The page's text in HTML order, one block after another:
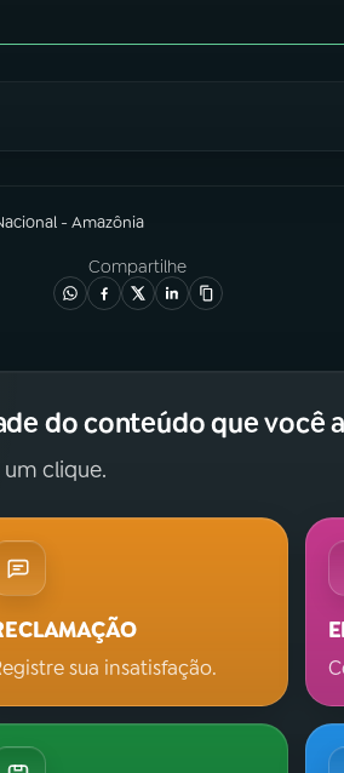
- Amazônia
Compartilhe
do conteúdo que você
clique.
sua insatisfação.